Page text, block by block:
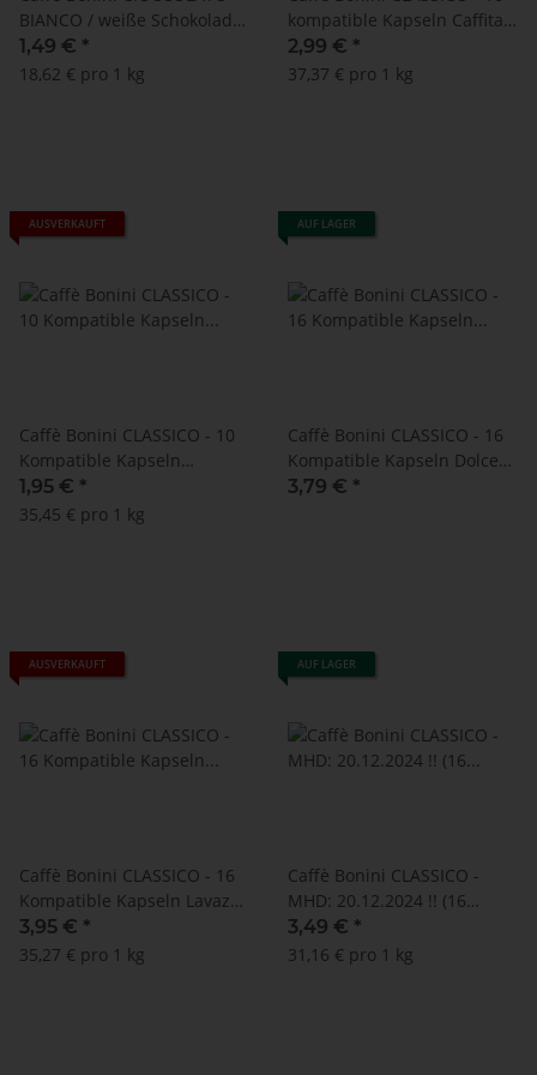
BIANCO / weiße Schokolade
- MHD: 31.07.2022 !!! - 10
kompatible Kapseln Lavazza
1,49 € *
18,62 € pro 1 kg
kompatible Kapseln Caffitaly
2,99 € *
37,37 € pro 1 kg
AUSVERKAUFT
Caffè Bonini CLASSICO - 10
Kompatible Kapseln
Nespresso ®*
1,95 € *
35,45 € pro 1 kg
AUF LAGER
Caffè Bonini CLASSICO - 16
Kompatible Kapseln Dolce
Gusto®*
3,79 € *
AUSVERKAUFT
Caffè Bonini CLASSICO - 16
Kompatible Kapseln Lavazza
A Modo Mio ®*
3,95 € *
35,27 € pro 1 kg
AUF LAGER
Caffè Bonini CLASSICO -
MHD: 20.12.2024 !! (16
Kompatible Kapseln Lavazza
A Modo Mio ®*)
3,49 € *
31,16 € pro 1 kg